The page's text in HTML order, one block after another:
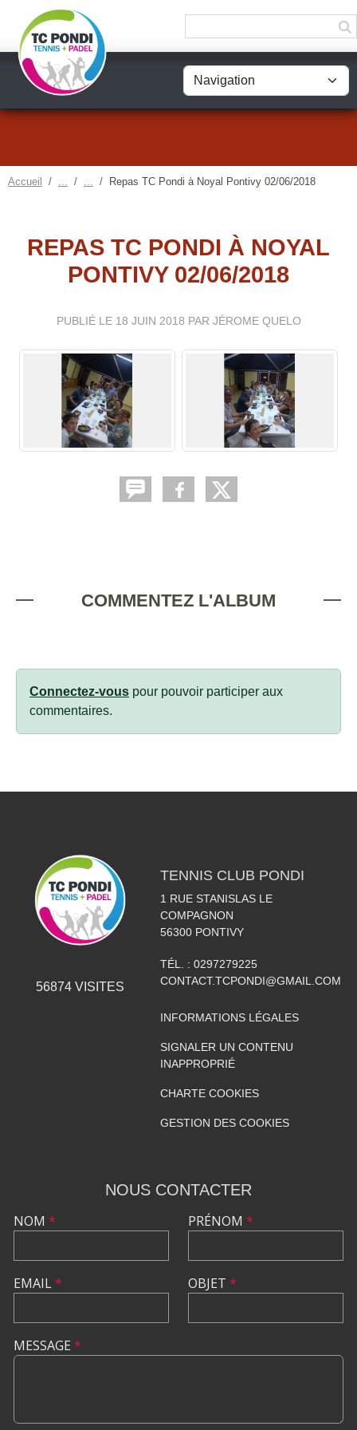
Accueil Repas TC Pondi à Noyal Pontivy 02/06/2018
REPAS TC PONDI À NOYAL
PONTIVY 02/06/2018
PUBLIÉ LE 18 JUIN 2018 PAR JÉROME QUELO
COMMENTEZ L'ALBUM
Connectez-vous pour pouvoir participer aux
commentaires.
56874VISITES
TENNIS CLUB PONDI
1 RUE STANISLAS LE
COMPAGNON
56300 PONTIVY
TÉL. : 0297279225
CONTACT.TCPONDI@GMAIL.COM
INFORMATIONS LÉGALES
SIGNALER UN CONTENU
INAPPROPRIÉ
CHARTE COOKIES
GESTION DES COOKIES
NOUS CONTACTER
NOM *
EMAIL*
PRÉNOM *
OBJET *
MESSAGE *
Panneau de gestion des cookies